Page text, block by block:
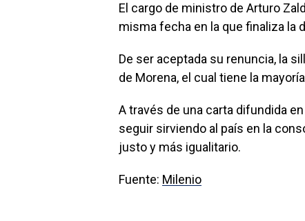
El cargo de ministro de Arturo
misma fecha en la que finaliza la
De ser aceptada su renuncia, la
de Morena, el cual tiene la
A través de una carta difundida
seguir sirviendo al país en la
justo y más igualitario.
Fuente: Milenio